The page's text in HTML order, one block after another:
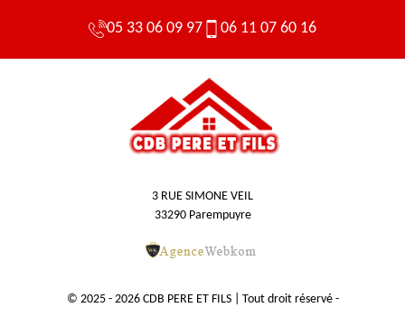
05 33 06 09 97 06 11 07 60 16
3 RUE SIMONE VEIL
33290 Parempuyre
© 2025 - 2026 CDB PERE ET FILS | Tout droit réservé -